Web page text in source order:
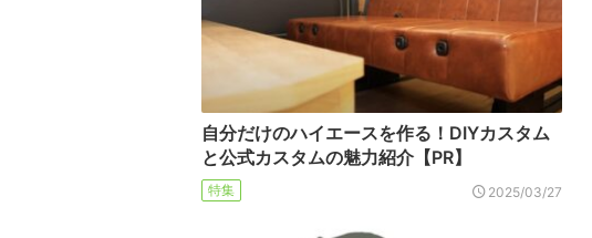
自分だけのハイエースを作る！DIYカスタム
と公式カスタムの魅力紹介【PR】
特集 2025/03/27